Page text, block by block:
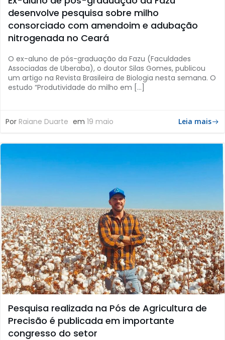
desenvolve pesquisa sobre milho
consorciado com amendoim e adubação
nitrogenada no Ceará
O ex-aluno de pós-graduação da Fazu (Faculdades
Associadas de Uberaba), o doutor Silas Gomes, publicou
um artigo na Revista Brasileira de Biologia nesta semana. O
estudo “Produtividade do milho em […]
Por Raiane Duarte em 19 maio Leia mais
Pesquisa realizada na Pós de Agricultura de
Precisão é publicada em importante
congresso do setor